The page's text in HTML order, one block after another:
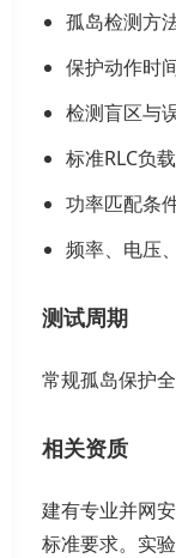
孤岛检测方
保护动作时
检测盲区与
标准RLC负
功率匹配条
频率、电压
测试周期
常规孤岛保护
相关资质
建有专业并网
标准要求。实